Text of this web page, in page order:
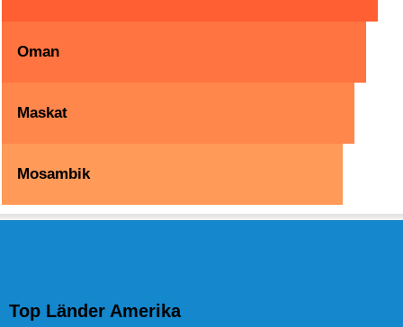
Oman
Maskat
Mosambik
Top Länder Amerika